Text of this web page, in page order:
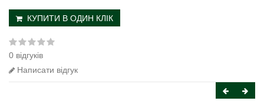
КУПИТИ В ОДИН КЛІК
0 відгуків
Написати відгук